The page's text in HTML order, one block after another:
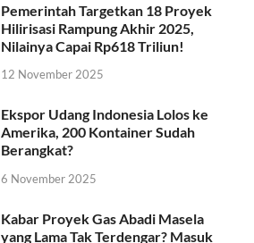
Pemerintah Targetkan 18 Proyek
Hilirisasi Rampung Akhir 2025,
Nilainya Capai Rp618 Triliun!
12 November 2025
Ekspor Udang Indonesia Lolos ke
Amerika, 200 Kontainer Sudah
Berangkat?
6 November 2025
Kabar Proyek Gas Abadi Masela
yang Lama Tak Terdengar? Masuk